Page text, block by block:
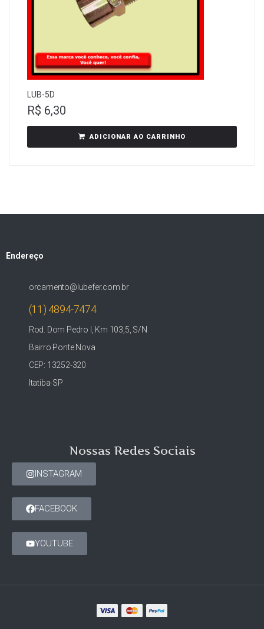
LUB-5D
R$ 6,30
ADICIONAR AO CARRINHO
Endereço
orcamento@lubefer.com.br
(11) 4894-7474
Rod. Dom Pedro I, Km 103,5, S/N
Bairro Ponte Nova
CEP: 13252-320
Itatiba-SP
Nossas Redes Sociais
INSTAGRAM
FACEBOOK
YOUTUBE